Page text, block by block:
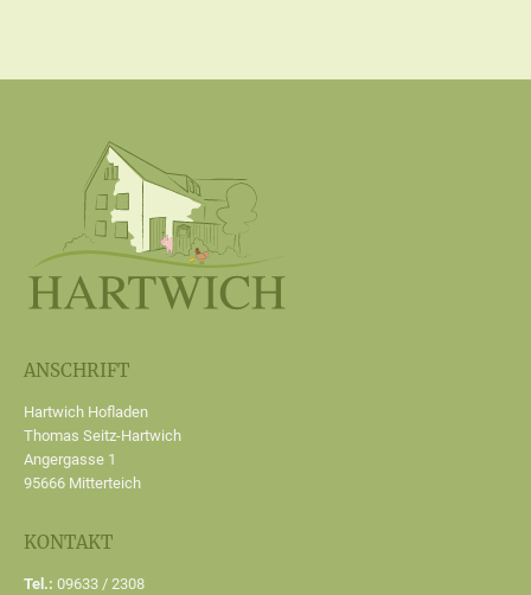
ANSCHRIFT
Hartwich Hofladen
Thomas Seitz-Hartwich
Angergasse 1
95666 Mitterteich
KONTAKT
Tel.: 09633 / 2308